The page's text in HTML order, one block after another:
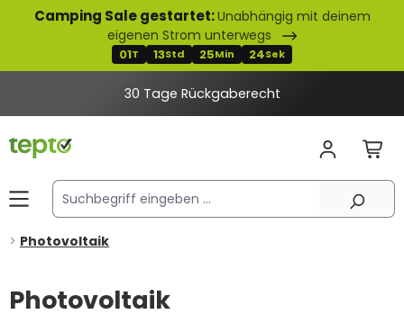
springen
Camping Sale gestartet:Unabhängig mit deinem
eigenen Strom unterwegs
01T 13Std 25Min 23Sek
30 Tage Rückgaberecht
Photovoltaik
Photovoltaik